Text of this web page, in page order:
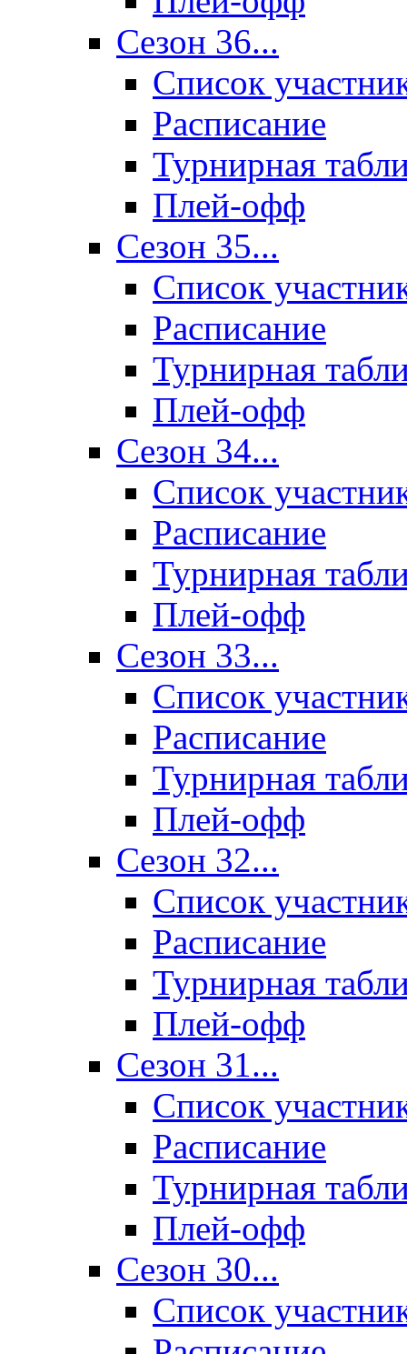
Сезон 36...
Список
Расписание
Турнирная
Плей-офф
Сезон 35...
Список
Расписание
Турнирная
Плей-офф
Сезон 34...
Список
Расписание
Турнирная
Плей-офф
Сезон 33...
Список
Расписание
Турнирная
Плей-офф
Сезон 32...
Список
Расписание
Турнирная
Плей-офф
Сезон 31...
Список
Расписание
Турнирная
Плей-офф
Сезон 30...
Список